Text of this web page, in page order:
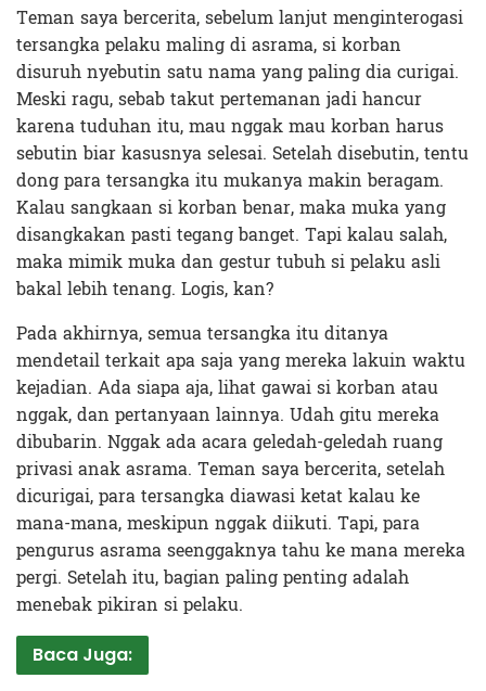
Teman saya bercerita, sebelum lanjut menginterogasi
tersangka pelaku maling di asrama, si korban
disuruh nyebutin satu nama yang paling dia curigai.
Meski ragu, sebab takut pertemanan jadi hancur
karena tuduhan itu, mau nggak mau korban harus
sebutin biar kasusnya selesai. Setelah disebutin, tentu
dong para tersangka itu mukanya makin beragam.
Kalau sangkaan si korban benar, maka muka yang
disangkakan pasti tegang banget. Tapi kalau salah,
maka mimik muka dan gestur tubuh si pelaku asli
bakal lebih tenang. Logis, kan?
Pada akhirnya, semua tersangka itu ditanya
mendetail terkait apa saja yang mereka lakuin waktu
kejadian. Ada siapa aja, lihat gawai si korban atau
nggak, dan pertanyaan lainnya. Udah gitu mereka
dibubarin. Nggak ada acara geledah-geledah ruang
privasi anak asrama. Teman saya bercerita, setelah
dicurigai, para tersangka diawasi ketat kalau ke
mana-mana, meskipun nggak diikuti. Tapi, para
pengurus asrama seenggaknya tahu ke mana mereka
pergi. Setelah itu, bagian paling penting adalah
menebak pikiran si pelaku.
Baca Juga: